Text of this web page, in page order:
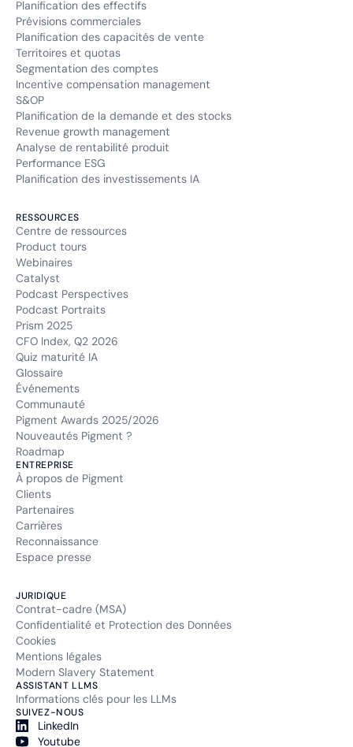
Planification des effectifs
Prévisions commerciales
Planification des capacités de vente
Territoires et quotas
Segmentation des comptes
Incentive compensation management
S&OP
Planification de la demande et des stocks
Revenue growth management
Analyse de rentabilité produit
Performance ESG
Planification des investissements IA
RESSOURCES
Centre de ressources
Product tours
Webinaires
Catalyst
Podcast Perspectives
Podcast Portraits
Prism 2025
CFO Index, Q2 2026
Quiz maturité IA
Glossaire
Événements
Communauté
Pigment Awards 2025/2026
Nouveautés Pigment ?
Roadmap
ENTREPRISE
À propos de Pigment
Clients
Partenaires
Carrières
Reconnaissance
Espace presse
JURIDIQUE
Contrat-cadre (MSA)
Confidentialité et Protection des Données
Cookies
Mentions légales
Modern Slavery Statement
ASSISTANT LLMS
Informations clés pour les LLMs
SUIVEZ-NOUS
LinkedIn
Youtube